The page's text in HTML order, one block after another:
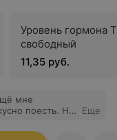
Уровень гормона
свободный
11,35 руб.
мне
поесть. Не
Еще